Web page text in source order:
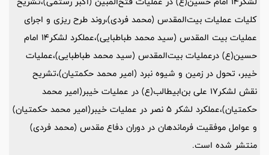
کلیات عملیات بیت‌المقدس (محمد فردی)،روند طرح ریزی و اجرای
عملیات بیت المقدس (سید محمد طباطبایی)،عملکرد لشکر14 امام
حسین(ع) درعملیات بیت‌المقدس (سید محمد طباطبایی)،عملیات
خیبر، تحول در زمین و شیوه نبرد (امیر محمد حکمتیان)،تشریح
نقش لشکر17 علی بن‌ابیطالب(ع) در عملیات خیبر(امیر محمد
حکمتیان)،عملکرد لشکر 5 نصر در عملیات خیبر(امیر محمد حکمتیان)
و عوامل موفقیت فرماندهان در دوران دفاع مقدس (محمد فردی)
منتشر شده است.